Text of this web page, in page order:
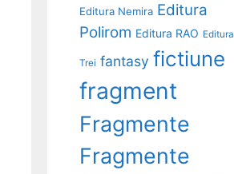
Editura Nemira Editura
Polirom Editura RAO Editura
Trei fantasy fictiune
fragment
Fragmente
Fragmente